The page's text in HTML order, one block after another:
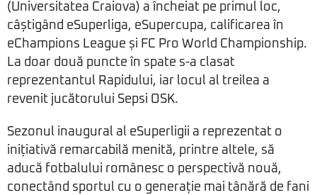
(Universitatea Craiova) a încheiat pe primul loc,
câștigând eSuperliga, eSupercupa, calificarea în
eChampions League și FC Pro World Championship.
La doar două puncte în spate s-a clasat
reprezentantul Rapidului, iar locul al treilea a
revenit jucătorului Sepsi OSK.
Sezonul inaugural al eSuperligii a reprezentat o
inițiativă remarcabilă menită, printre altele, să
aducă fotbalului românesc o perspectivă nouă,
conectând sportul cu o generație mai tânără de fani